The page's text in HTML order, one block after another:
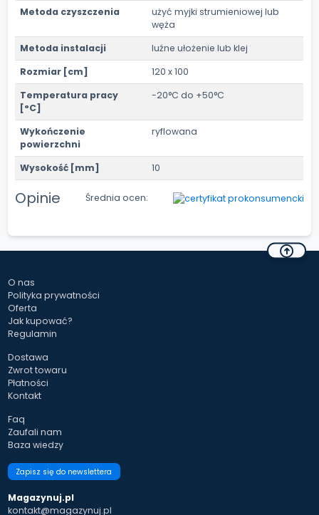
Metoda czyszczenia
użyć myjki strumieniowej lub
węża
Metoda instalacji
luźne ułożenie lub klej
Rozmiar [cm]
120 x 100
Temperatura pracy
[°C]
-20°C do +50°C
Wykończenie
powierzchni
ryflowana
Wysokość [mm] 10
Opinie Średnia ocen:
O nas
Polityka prywatności
Oferta
Jak kupować?
Regulamin
Dostawa
Zwrot towaru
Płatności
Kontakt
Faq
Zaufali nam
Baza wiedzy
Zapisz się do newslettera
Magazynuj.pl
kontakt@magazynuj.pl